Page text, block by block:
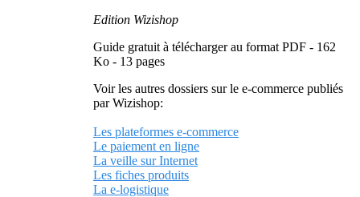
Edition Wizishop
Guide gratuit à télécharger au format PDF - 162
Ko - 13 pages
Voir les autres dossiers sur le e-commerce publiés
par Wizishop:
Les plateformes e-commerce
Le paiement en ligne
La veille sur Internet
Les fiches produits
La e-logistique